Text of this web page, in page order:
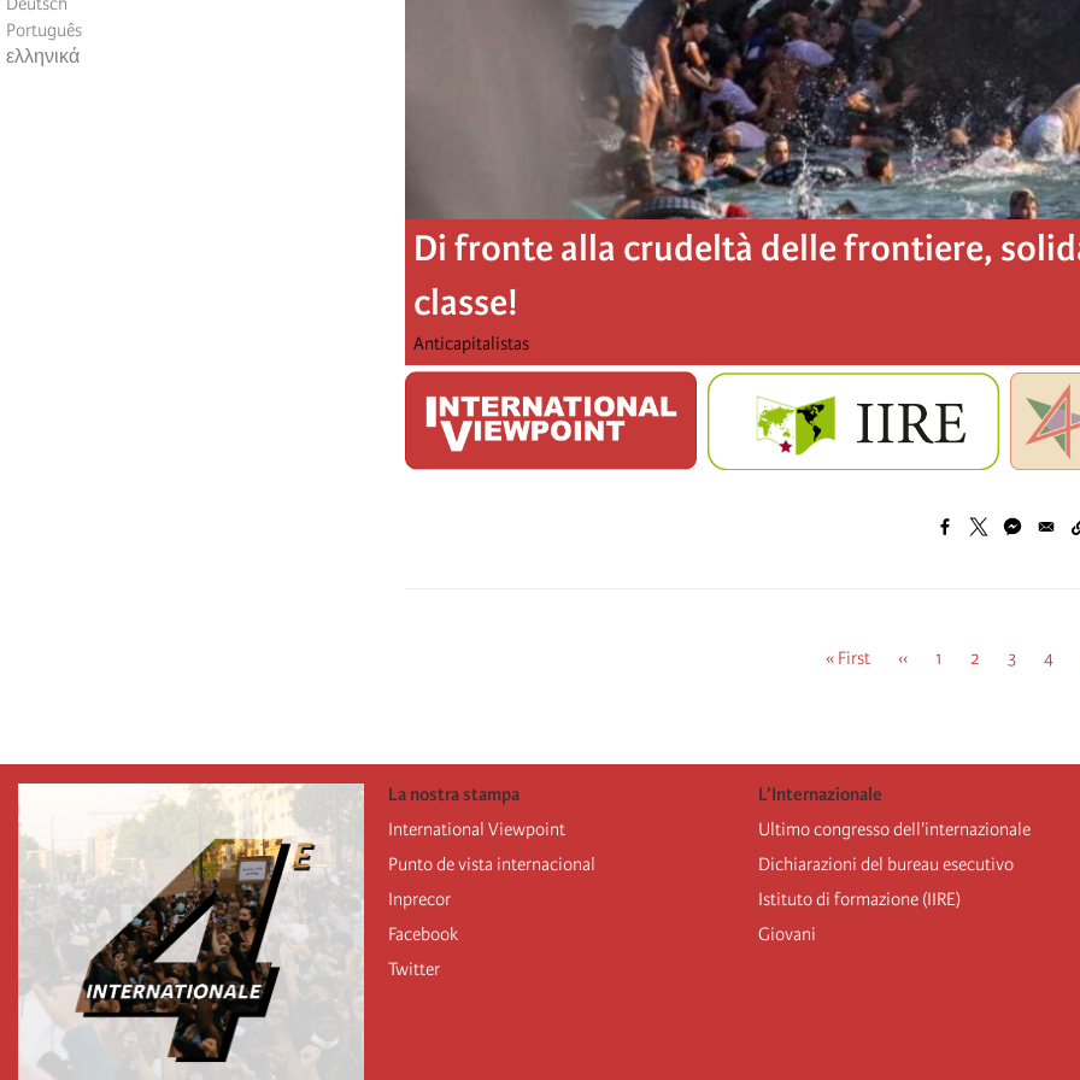
Português
ελληνικά
Di fronte alla crudeltà delle frontiere,
classe!
Anticapitalistas
First
« First
Previous
‹‹ Pagina
1 Pagina
2 Pagina
3 4
La nostra stampa
International Viewpoint
Punto de vista internacional
Inprecor
Facebook
Twitter
L’Internazionale
Ultimo congresso dell'internazionale
Dichiarazioni del bureau esecutivo
Istituto di formazione (IIRE)
Giovani